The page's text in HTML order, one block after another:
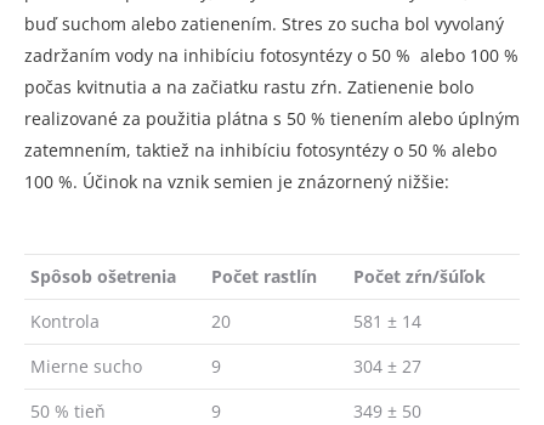
buď suchom alebo zatienením. Stres zo sucha bol vyvolaný
zadržaním vody na inhibíciu fotosyntézy o 50 % alebo 100 %
počas kvitnutia a na začiatku rastu zŕn. Zatienenie bolo
realizované za použitia plátna s 50 % tienením alebo úplným
zatemnením, taktiež na inhibíciu fotosyntézy o 50 % alebo
100 %. Účinok na vznik semien je znázornený nižšie:
Spôsob ošetrenia Počet rastlín
Počet zŕn/šúľok
Kontrola
20
581 ± 14
Mierne sucho
9
304 ± 27
50 % tieň
9
349 ± 50